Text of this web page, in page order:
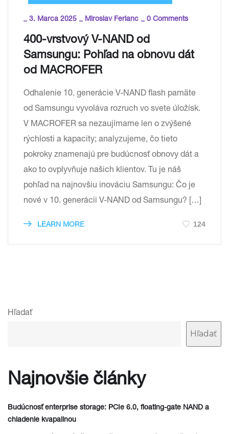
_ 3. Marca 2025 _ Miroslav Ferianc _ 0 Comments
400-vrstvový V-NAND od
Samsungu: Pohľad na obnovu dát
od MACROFER
Odhalenie 10. generácie V-NAND flash pamäte
od Samsungu vyvoláva rozruch vo svete úložísk.
V MACROFER sa nezaujímame len o zvýšené
rýchlosti a kapacity; analyzujeme, čo tieto
pokroky znamenajú pre budúcnosť obnovy dát a
ako to ovplyvňuje našich klientov. Tu je náš
pohľad na najnovšiu inováciu Samsungu: Čo je
nové v 10. generácii V-NAND od Samsungu? […]
LEARN MORE 124
Hľadať
Hľadať
Najnovšie články
Budúcnosť enterprise storage: PCIe 6.0, floating-gate NAND a
chladenie kvapalinou